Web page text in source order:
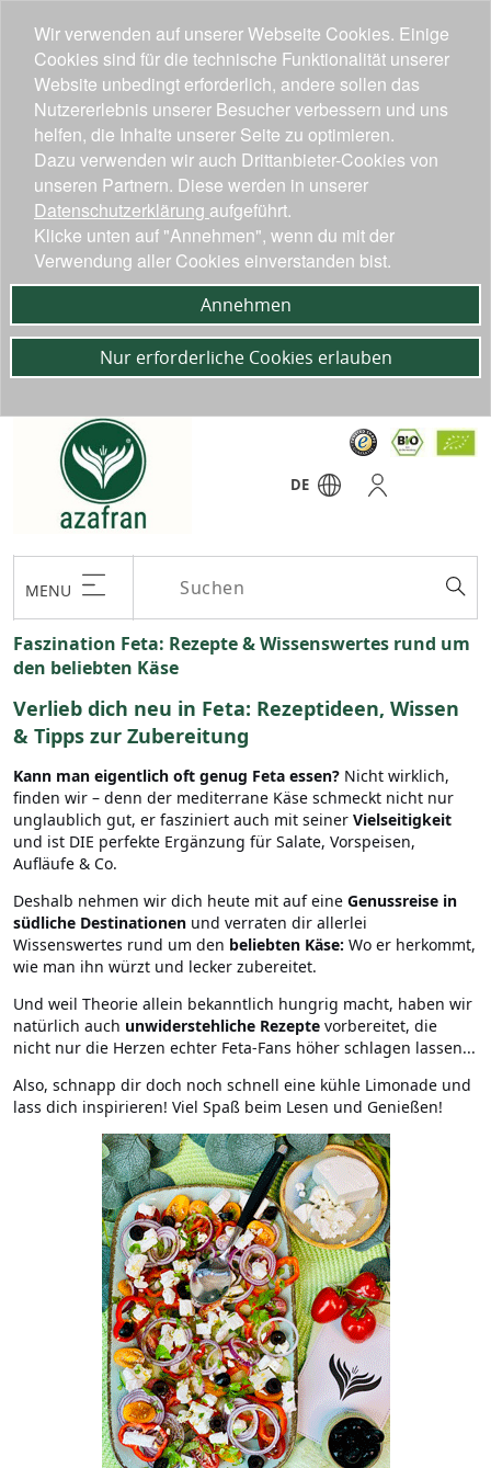
DE
MENU
Faszination Feta: Rezepte & Wissenswertes rund um
den beliebten Käse
Verlieb dich neu in Feta: Rezeptideen, Wissen
& Tipps zur Zubereitung
Kann man eigentlich oft genug Feta essen? Nicht wirklich,
finden wir – denn der mediterrane Käse schmeckt nicht nur
unglaublich gut, er fasziniert auch mit seiner Vielseitigkeit
und ist DIE perfekte Ergänzung für Salate, Vorspeisen,
Aufläufe & Co.
Deshalb nehmen wir dich heute mit auf eine Genussreise in
südliche Destinationen und verraten dir allerlei
Wissenswertes rund um den beliebten Käse: Wo er herkommt,
wie man ihn würzt und lecker zubereitet.
Und weil Theorie allein bekanntlich hungrig macht, haben wir
natürlich auch unwiderstehliche Rezepte vorbereitet, die
nicht nur die Herzen echter Feta-Fans höher schlagen lassen...
Also, schnapp dir doch noch schnell eine kühle Limonade und
lass dich inspirieren! Viel Spaß beim Lesen und Genießen!
Wir verwenden auf unserer Webseite Cookies. Einige
Cookies sind für die technische Funktionalität unserer
Website unbedingt erforderlich, andere sollen das
Nutzererlebnis unserer Besucher verbessern und uns
helfen, die Inhalte unserer Seite zu optimieren.
Dazu verwenden wir auch Drittanbieter-Cookies von
unseren Partnern. Diese werden in unserer
Datenschutzerklärung aufgeführt.
Klicke unten auf "Annehmen", wenn du mit der
Verwendung aller Cookies einverstanden bist.
Annehmen
Nur erforderliche Cookies erlauben